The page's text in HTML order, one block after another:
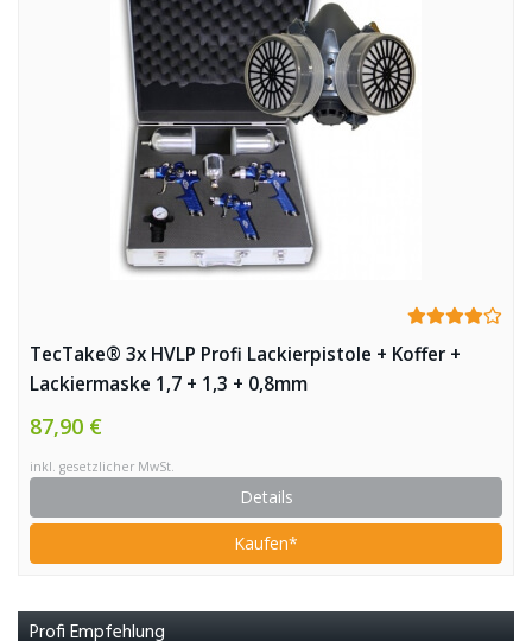
TecTake® 3x HVLP Profi Lackierpistole + Koffer +
Lackiermaske 1,7 + 1,3 + 0,8mm
87,90 €
inkl. gesetzlicher MwSt.
Details
Kaufen*
Profi Empfehlung